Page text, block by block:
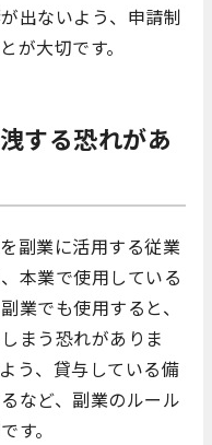
出ないよう、申請制
が大切です。
する恐れがあ
副業に活用する従業
本業で使用している
業でも使用すると、
まう恐れがありま
う、貸与している備
など、副業のルール
す。